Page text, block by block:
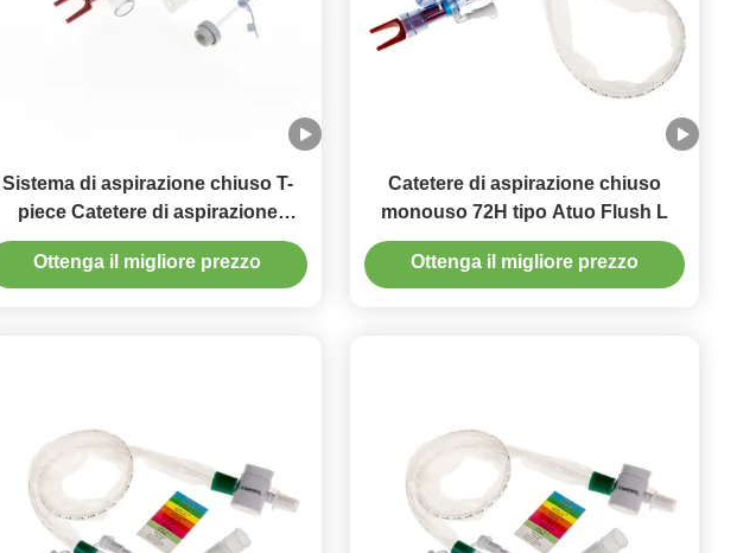
Sistema di aspirazione chiuso T-
piece Catetere di aspirazione
chiuso usa e getta 72H
Ottenga il migliore prezzo
Catetere di aspirazione chiuso
monouso 72H tipo Atuo Flush L
Ottenga il migliore prezzo